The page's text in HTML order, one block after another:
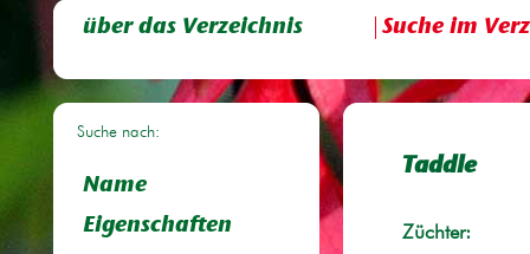
über das Verzeichnis Suche im
Suche nach:
Name
Eigenschaften
Taddle
Züchter: